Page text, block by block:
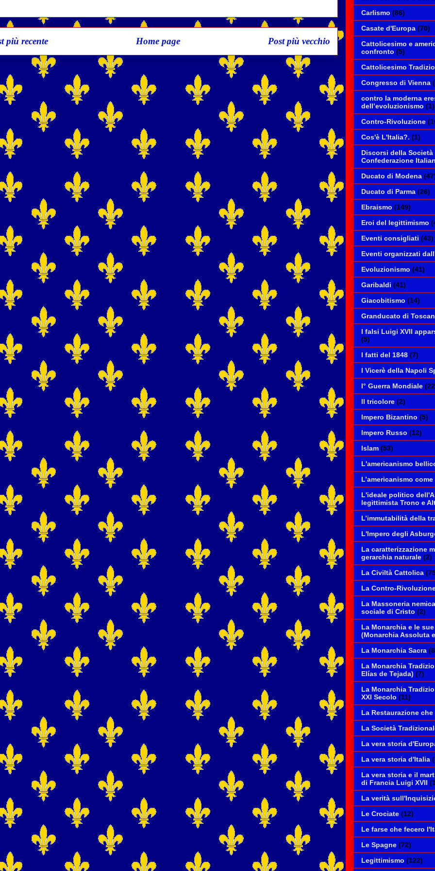
più recente Post più vecchio
Home page
Carlismo (86)
Casate d'Europa (70)
Cattolicesimo e
confronto (5)
Cattolicesimo
Congresso di Vienna
contro la moderna
dell’evoluzionismo (1)
Contro-Rivoluzione
Cos'è L'Italia?. (1)
Discorsi della Società
Confederazione
Ducato di Modena
Ducato di Parma (26)
Ebraismo (149)
Eroi del legittimismo
Eventi consigliati (43)
Eventi organizzati
Evoluzionismo (41)
Garibaldi (41)
Giacobitismo (14)
Granducato di
I falsi Luigi XVII
(5)
I fatti del 1848 (7)
I Vicerè della Napoli
I° Guerra Mondiale
Il tricolore (2)
Impero Bizantino (5)
Impero Russo (12)
Islam (53)
L'americanismo
L’americanismo
L'ideale politico
legittimista Trono e
L’immutabilità della
L'Impero degli
La caratterizzazione
gerarchia naturale (2)
La Civiltà Cattolica
La Contro-
La Massoneria
sociale di Cristo (2)
La Monarchia e le
(Monarchia Assoluta
La Monarchia Sacra
La Monarchia
Elías de Tejada) (7)
La Monarchia
XXI Secolo (11)
La Restaurazione che
La Società
La vera storia
La vera storia d'Italia
La vera storia e il
di Francia Luigi XVII
La verità
Le Crociate (12)
Le farse che fecero
Le Spagne (72)
Legittimismo (122)